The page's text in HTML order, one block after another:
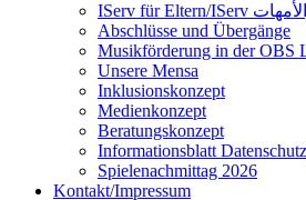
Abschlüsse und Übergänge
Musikförderung in der OBS
Unsere Mensa
Inklusionskonzept
Medienkonzept
Beratungskonzept
Informationsblatt
Spielenachmittag 2026
Kontakt/Impressum